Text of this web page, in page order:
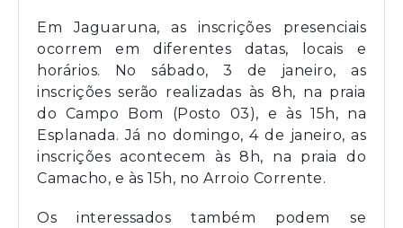
Em Jaguaruna, as inscrições presenciais
ocorrem em diferentes datas, locais e
horários. No sábado, 3 de janeiro, as
inscrições serão realizadas às 8h, na praia
do Campo Bom (Posto 03), e às 15h, na
Esplanada. Já no domingo, 4 de janeiro, as
inscrições acontecem às 8h, na praia do
Camacho, e às 15h, no Arroio Corrente.
Os interessados também podem se